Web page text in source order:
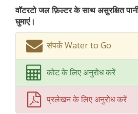
वॉटरटो जल फ़िल्टर के साथ असुरक्षित
घुमाएं।
संपर्क Water to Go
कोट के लिए अनुरोध करें
प्रलेखन के लिए अनुरोध करें